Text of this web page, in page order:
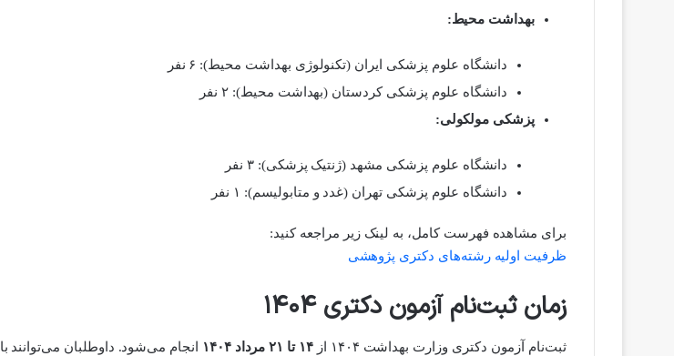
بهداشت محیط:
دانشگاه علوم پزشکی ایران (تکنولوژی بهداشت محیط): ۶ نفر
دانشگاه علوم پزشکی کردستان (بهداشت محیط): ۲ نفر
پزشکی مولکولی:
دانشگاه علوم پزشکی مشهد (ژنتیک پزشکی): ۳ نفر
دانشگاه علوم پزشکی تهران (غدد و متابولیسم): ۱ نفر
برای مشاهده فهرست کامل، به لینک زیر مراجعه کنید:
ظرفیت اولیه رشته‌های دکتری پژوهشی
زمان ثبت‌نام آزمون دکتری ۱۴۰۴
ثبت‌نام آزمون دکتری وزارت بهداشت ۱۴۰۴ از ۱۴ تا ۲۱ مرداد ۱۴۰۴ انجام می‌شود. داوطلبان می‌توانند با